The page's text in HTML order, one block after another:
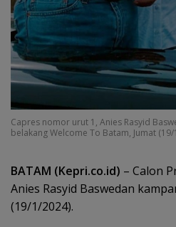
Capres nomor urut 1, Anies Rasyid
belakang Welcome To Batam, Jumat (19/
BATAM (Kepri.co.id) – Calon
Anies Rasyid Baswedan
(19/1/2024).